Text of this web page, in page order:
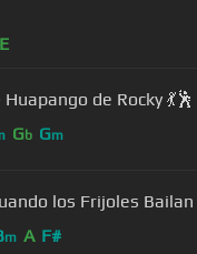
E
de Rocky
Gb Gm
los Frijoles
m A F#